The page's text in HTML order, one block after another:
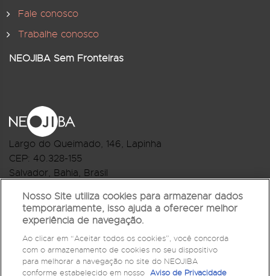
Fale conosco
Trabalhe conosco
NEOJIBA Sem Fronteiras
Largo do Queimado, 146, Lapinha
CEP: 40.328-155
Salvador, Bahia, Brasil
R.Monte Castelo Nº 62, Bairro Barbalho
CEP: 40.301-210
Salvador, Bahia, Brasil
Telefone:(71) 3032-1073
Nosso Site utiliza cookies para armazenar dados
temporariamente, isso ajuda a oferecer melhor
experiência de navegação.
Ao clicar em “Aceitar todos os cookies”, você concorda
com o armazenamento de cookies no seu dispositivo
para melhorar a navegação no site do NEOJIBA
conforme estabelecido em nosso Aviso de Privacidade